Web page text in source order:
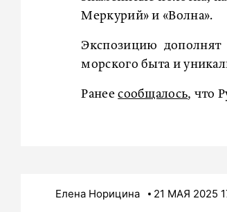
Меркурий» и «Волна».
Экспозицию
морского быта и
Ранеесообщалось, что
Елена Норицина 21 МАЯ 2025